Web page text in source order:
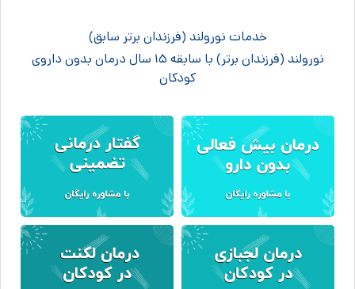
خدمات نورولند (فرزندان برتر سابق)
نورولند (فرزندان برتر) با سابقه ۱۵ سال درمان بدون داروی
کودکان